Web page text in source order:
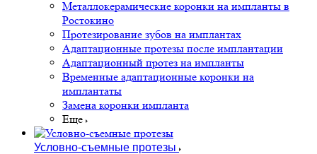
Металлокерамические коронки на импланты в
Ростокино
Протезирование зубов на имплантах
Адаптационные протезы после имплантации
Адаптационный протез на импланты
Временные адаптационные коронки на
имплантаты
Замена коронки импланта
Еще
Условно-съемные протезы